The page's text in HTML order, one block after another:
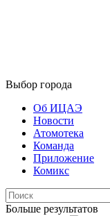
Выбор города
Об ИЦАЭ
Новости
Атомотека
Команда
Приложение
Комикс
Больше результатов